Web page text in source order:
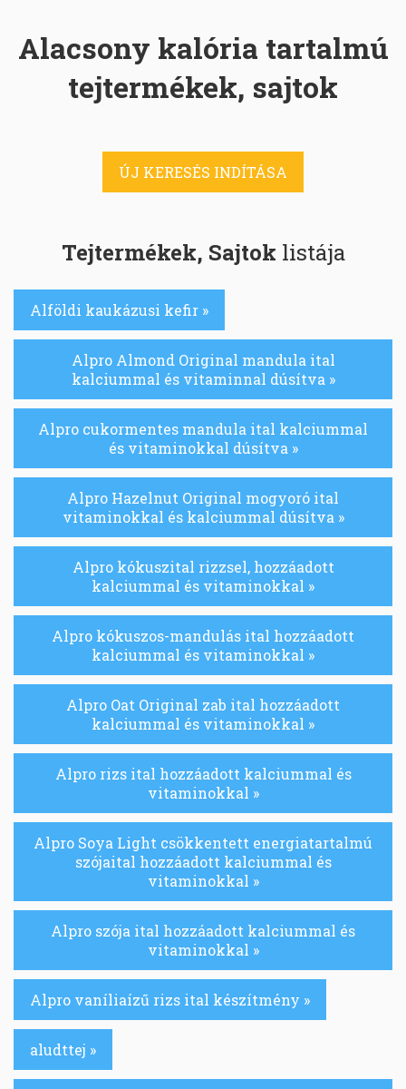
Alacsony kalória tartalmú
tejtermékek, sajtok
ÚJ KERESÉS INDÍTÁSA
Tejtermékek, Sajtok listája
Alföldi kaukázusi kefir »
Alpro Almond Original mandula ital
kalciummal és vitaminnal dúsítva »
Alpro cukormentes mandula ital kalciummal
és vitaminokkal dúsítva »
Alpro Hazelnut Original mogyoró ital
vitaminokkal és kalciummal dúsítva »
Alpro kókuszital rizzsel, hozzáadott
kalciummal és vitaminokkal »
Alpro kókuszos-mandulás ital hozzáadott
kalciummal és vitaminokkal »
Alpro Oat Original zab ital hozzáadott
kalciummal és vitaminokkal »
Alpro rizs ital hozzáadott kalciummal és
vitaminokkal »
Alpro Soya Light csökkentett energiatartalmú
szójaital hozzáadott kalciummal és
vitaminokkal »
Alpro szója ital hozzáadott kalciummal és
vitaminokkal »
Alpro vaníliaízű rizs ital készítmény »
aludttej »